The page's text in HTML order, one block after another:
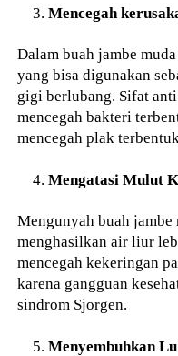
Mencegah
Dalam buah jambe
yang bisa digunakan
gigi berlubang. Sifat
mencegah bakteri
mencegah plak
Mengatasi Mulut
Mengunyah buah
menghasilkan air liur
mencegah kekeringan
karena gangguan
sindrom Sjorgen.
Menyembuhkan